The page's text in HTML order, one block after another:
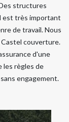
structures
est très important
de travail. Nous
Castel couverture.
d'une
les règles de
engagement.